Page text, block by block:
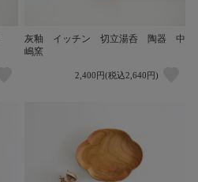
灰釉 イッチン 切立湯呑 陶器 中
嶋窯
2,400円(税込2,640円)